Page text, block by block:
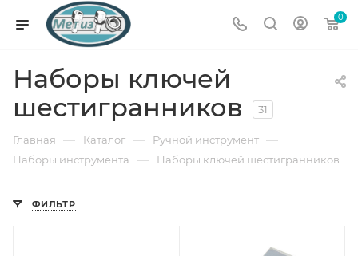
0
Наборы ключей
шестигранников
31
Главная — Каталог — Ручной инструмент —
Наборы инструмента — Наборы ключей шестигранников
ФИЛЬТР